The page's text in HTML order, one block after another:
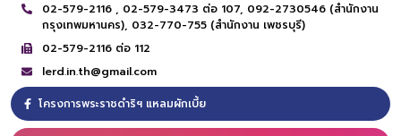
02-579-2116 , 02-579-3473 ต่อ 107, 092-2730546 (สำนักงาน
กรุงเทพมหานคร), 032-770-755 (สำนักงาน เพชรบุรี)
02-579-2116 ต่อ 112
lerd.in.th@gmail.com
โครงการพระราชดำริฯ แหลมผักเบี้ย